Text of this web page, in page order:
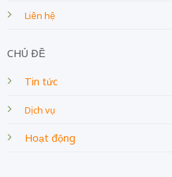
Liên hệ
CHỦ ĐỀ
Tin tức
Dịch vụ
Hoạt động